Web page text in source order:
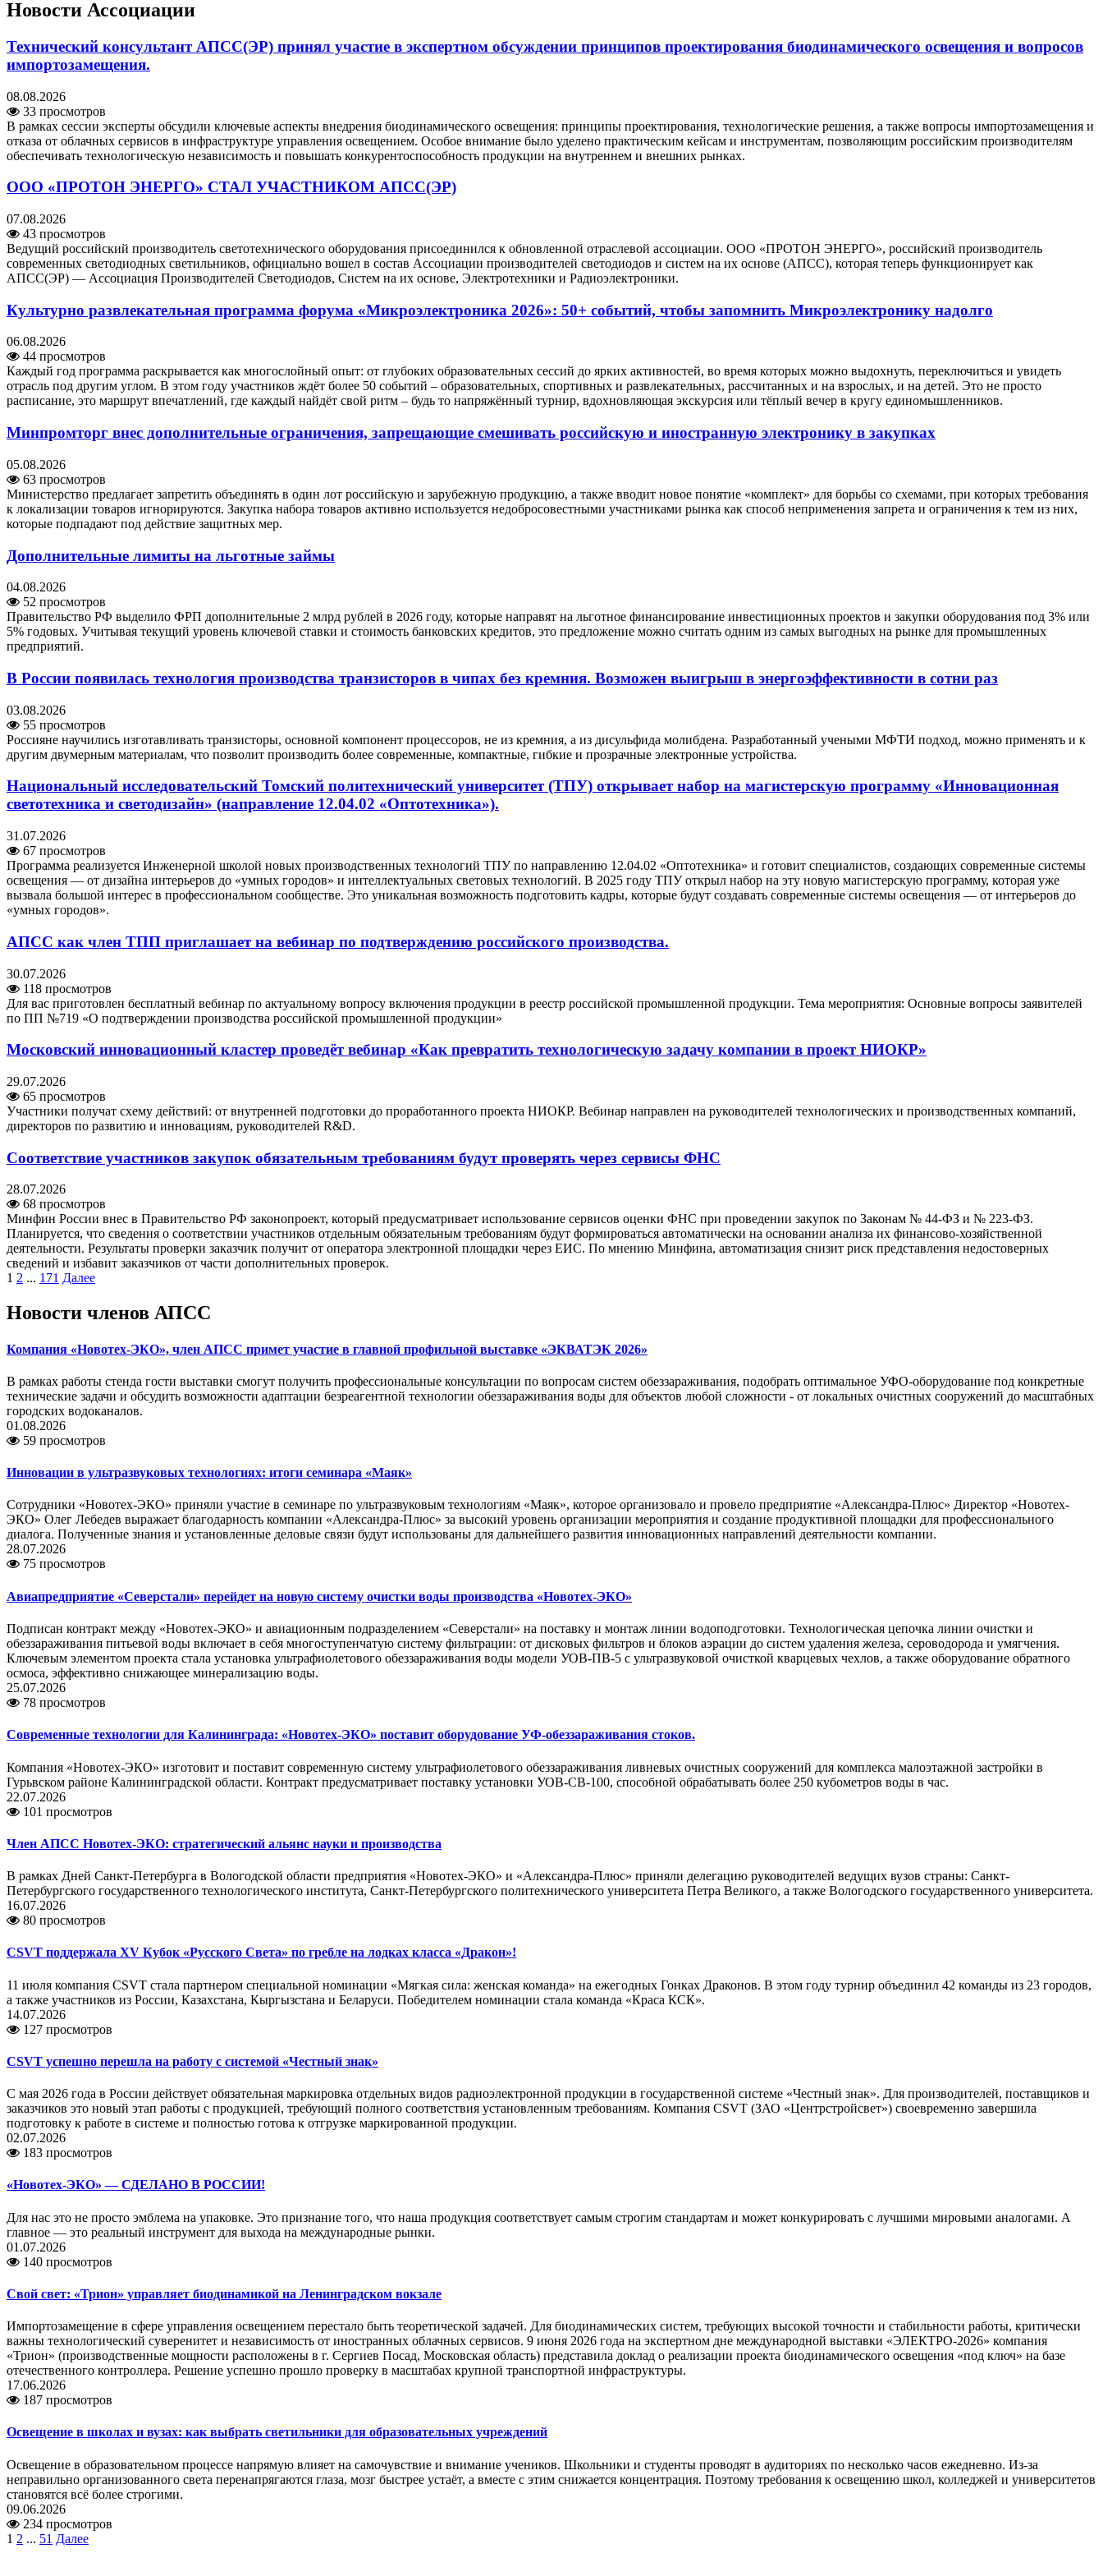
Новости Ассоциации
Технический консультант АПСС(ЭР) принял участие в экспертном обсуждении принципов проектирования биодинамического освещения и вопросов
импортозамещения.
08.08.2026
33 просмотров
В рамках сессии эксперты обсудили ключевые аспекты внедрения биодинамического освещения: принципы проектирования, технологические решения, а также вопросы импортозамещения и
отказа от облачных сервисов в инфраструктуре управления освещением. Особое внимание было уделено практическим кейсам и инструментам, позволяющим российским производителям
обеспечивать технологическую независимость и повышать конкурентоспособность продукции на внутреннем и внешних рынках.
ООО «ПРОТОН ЭНЕРГО» СТАЛ УЧАСТНИКОМ АПСС(ЭР)
07.08.2026
43 просмотров
Ведущий российский производитель светотехнического оборудования присоединился к обновленной отраслевой ассоциации. ООО «ПРОТОН ЭНЕРГО», российский производитель
современных светодиодных светильников, официально вошел в состав Ассоциации производителей светодиодов и систем на их основе (АПСС), которая теперь функционирует как
АПСС(ЭР) — Ассоциация Производителей Светодиодов, Систем на их основе, Электротехники и Радиоэлектроники.
Культурно развлекательная программа форума «Микроэлектроника 2026»: 50+ событий, чтобы запомнить Микроэлектронику надолго
06.08.2026
44 просмотров
Каждый год программа раскрывается как многослойный опыт: от глубоких образовательных сессий до ярких активностей, во время которых можно выдохнуть, переключиться и увидеть
отрасль под другим углом. В этом году участников ждёт более 50 событий – образовательных, спортивных и развлекательных, рассчитанных и на взрослых, и на детей. Это не просто
расписание, это маршрут впечатлений, где каждый найдёт свой ритм – будь то напряжённый турнир, вдохновляющая экскурсия или тёплый вечер в кругу единомышленников.
Минпромторг внес дополнительные ограничения, запрещающие смешивать российскую и иностранную электронику в закупках
05.08.2026
63 просмотров
Министерство предлагает запретить объединять в один лот российскую и зарубежную продукцию, а также вводит новое понятие «комплект» для борьбы со схемами, при которых требования
к локализации товаров игнорируются. Закупка набора товаров активно используется недобросовестными участниками рынка как способ неприменения запрета и ограничения к тем из них,
которые подпадают под действие защитных мер.
Дополнительные лимиты на льготные займы
04.08.2026
52 просмотров
Правительство РФ выделило ФРП дополнительные 2 млрд рублей в 2026 году, которые направят на льготное финансирование инвестиционных проектов и закупки оборудования под 3% или
5% годовых. Учитывая текущий уровень ключевой ставки и стоимость банковских кредитов, это предложение можно считать одним из самых выгодных на рынке для промышленных
предприятий.
В России появилась технология производства транзисторов в чипах без кремния. Возможен выигрыш в энергоэффективности в сотни раз
03.08.2026
55 просмотров
Россияне научились изготавливать транзисторы, основной компонент процессоров, не из кремния, а из дисульфида молибдена. Разработанный учеными МФТИ подход, можно применять и к
другим двумерным материалам, что позволит производить более современные, компактные, гибкие и прозрачные электронные устройства.
Национальный исследовательский Томский политехнический университет (ТПУ) открывает набор на магистерскую программу «Инновационная
светотехника и светодизайн» (направление 12.04.02 «Оптотехника»).
31.07.2026
67 просмотров
Программа реализуется Инженерной школой новых производственных технологий ТПУ по направлению 12.04.02 «Оптотехника» и готовит специалистов, создающих современные системы
освещения — от дизайна интерьеров до «умных городов» и интеллектуальных световых технологий. В 2025 году ТПУ открыл набор на эту новую магистерскую программу, которая уже
вызвала большой интерес в профессиональном сообществе. Это уникальная возможность подготовить кадры, которые будут создавать современные системы освещения — от интерьеров до
«умных городов».
АПСС как член ТПП приглашает на вебинар по подтверждению российского производства.
30.07.2026
118 просмотров
Для вас приготовлен бесплатный вебинар по актуальному вопросу включения продукции в реестр российской промышленной продукции. Тема мероприятия: Основные вопросы заявителей
по ПП №719 «О подтверждении производства российской промышленной продукции»
Московский инновационный кластер проведёт вебинар «Как превратить технологическую задачу компании в проект НИОКР»
29.07.2026
65 просмотров
Участники получат схему действий: от внутренней подготовки до проработанного проекта НИОКР. Вебинар направлен на руководителей технологических и производственных компаний,
директоров по развитию и инновациям, руководителей R&D.
Соответствие участников закупок обязательным требованиям будут проверять через сервисы ФНС
28.07.2026
68 просмотров
Минфин России внес в Правительство РФ законопроект, который предусматривает использование сервисов оценки ФНС при проведении закупок по Законам № 44-ФЗ и № 223-ФЗ.
Планируется, что сведения о соответствии участников отдельным обязательным требованиям будут формироваться автоматически на основании анализа их финансово-хозяйственной
деятельности. Результаты проверки заказчик получит от оператора электронной площадки через ЕИС. По мнению Минфина, автоматизация снизит риск представления недостоверных
сведений и избавит заказчиков от части дополнительных проверок.
1 2 ... 171 Далее
Новости членов АПСС
Компания «Новотех-ЭКО», член АПСС примет участие в главной профильной выставке «ЭКВАТЭК 2026»
В рамках работы стенда гости выставки смогут получить профессиональные консультации по вопросам систем обеззараживания, подобрать оптимальное УФО-оборудование под конкретные
технические задачи и обсудить возможности адаптации безреагентной технологии обеззараживания воды для объектов любой сложности - от локальных очистных сооружений до масштабных
городских водоканалов.
01.08.2026
59 просмотров
Инновации в ультразвуковых технологиях: итоги семинара «Маяк»
Сотрудники «Новотех-ЭКО» приняли участие в семинаре по ультразвуковым технологиям «Маяк», которое организовало и провело предприятие «Александра-Плюс» Директор «Новотех-
ЭКО» Олег Лебедев выражает благодарность компании «Александра-Плюс» за высокий уровень организации мероприятия и создание продуктивной площадки для профессионального
диалога. Полученные знания и установленные деловые связи будут использованы для дальнейшего развития инновационных направлений деятельности компании.
28.07.2026
75 просмотров
Авиапредприятие «Северстали» перейдет на новую систему очистки воды производства «Новотех-ЭКО»
Подписан контракт между «Новотех-ЭКО» и авиационным подразделением «Северстали» на поставку и монтаж линии водоподготовки. Технологическая цепочка линии очистки и
обеззараживания питьевой воды включает в себя многоступенчатую систему фильтрации: от дисковых фильтров и блоков аэрации до систем удаления железа, сероводорода и умягчения.
Ключевым элементом проекта стала установка ультрафиолетового обеззараживания воды модели УОВ-ПВ-5 с ультразвуковой очисткой кварцевых чехлов, а также оборудование обратного
осмоса, эффективно снижающее минерализацию воды.
25.07.2026
78 просмотров
Современные технологии для Калининграда: «Новотех-ЭКО» поставит оборудование УФ-обеззараживания стоков.
Компания «Новотех-ЭКО» изготовит и поставит современную систему ультрафиолетового обеззараживания ливневых очистных сооружений для комплекса малоэтажной застройки в
Гурьвском районе Калининградской области. Контракт предусматривает поставку установки УОВ-СВ-100, способной обрабатывать более 250 кубометров воды в час.
22.07.2026
101 просмотров
Член АПСС Новотех-ЭКО: стратегический альянс науки и производства
В рамках Дней Санкт-Петербурга в Вологодской области предприятия «Новотех-ЭКО» и «Александра-Плюс» приняли делегацию руководителей ведущих вузов страны: Санкт-
Петербургского государственного технологического института, Санкт-Петербургского политехнического университета Петра Великого, а также Вологодского государственного университета.
16.07.2026
80 просмотров
CSVT поддержала XV Кубок «Русского Света» по гребле на лодках класса «Дракон»!
11 июля компания CSVT стала партнером специальной номинации «Мягкая сила: женская команда» на ежегодных Гонках Драконов. В этом году турнир объединил 42 команды из 23 городов,
а также участников из России, Казахстана, Кыргызстана и Беларуси. Победителем номинации стала команда «Краса КСК».
14.07.2026
127 просмотров
CSVT успешно перешла на работу с системой «Честный знак»
С мая 2026 года в России действует обязательная маркировка отдельных видов радиоэлектронной продукции в государственной системе «Честный знак». Для производителей, поставщиков и
заказчиков это новый этап работы с продукцией, требующий полного соответствия установленным требованиям. Компания CSVT (ЗАО «Центрстройсвет») своевременно завершила
подготовку к работе в системе и полностью готова к отгрузке маркированной продукции.
02.07.2026
183 просмотров
«Новотех-ЭКО» — СДЕЛАНО В РОССИИ!
Для нас это не просто эмблема на упаковке. Это признание того, что наша продукция соответствует самым строгим стандартам и может конкурировать с лучшими мировыми аналогами. А
главное — это реальный инструмент для выхода на международные рынки.
01.07.2026
140 просмотров
Свой свет: «Трион» управляет биодинамикой на Ленинградском вокзале
Импортозамещение в сфере управления освещением перестало быть теоретической задачей. Для биодинамических систем, требующих высокой точности и стабильности работы, критически
важны технологический суверенитет и независимость от иностранных облачных сервисов. 9 июня 2026 года на экспертном дне международной выставки «ЭЛЕКТРО-2026» компания
«Трион» (производственные мощности расположены в г. Сергиев Посад, Московская область) представила доклад о реализации проекта биодинамического освещения «под ключ» на базе
отечественного контроллера. Решение успешно прошло проверку в масштабах крупной транспортной инфраструктуры.
17.06.2026
187 просмотров
Освещение в школах и вузах: как выбрать светильники для образовательных учреждений
Освещение в образовательном процессе напрямую влияет на самочувствие и внимание учеников. Школьники и студенты проводят в аудиториях по несколько часов ежедневно. Из-за
неправильно организованного света перенапрягаются глаза, мозг быстрее устаёт, а вместе с этим снижается концентрация. Поэтому требования к освещению школ, колледжей и университетов
становятся всё более строгими.
09.06.2026
234 просмотров
1 2 ... 51 Далее